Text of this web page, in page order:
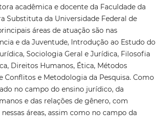
acadêmica e docente da Faculdade da
Substituta da Universidade Federal de
áreas de atuação são nas
e da Juventude, Introdução ao Estudo do
Sociologia Geral e Jurídica, Filosofia
Direitos Humanos, Ética, Métodos
Conflitos e Metodologia da Pesquisa. Como
no campo do ensino jurídico, da
e das relações de gênero, com
áreas, assim como no campo da